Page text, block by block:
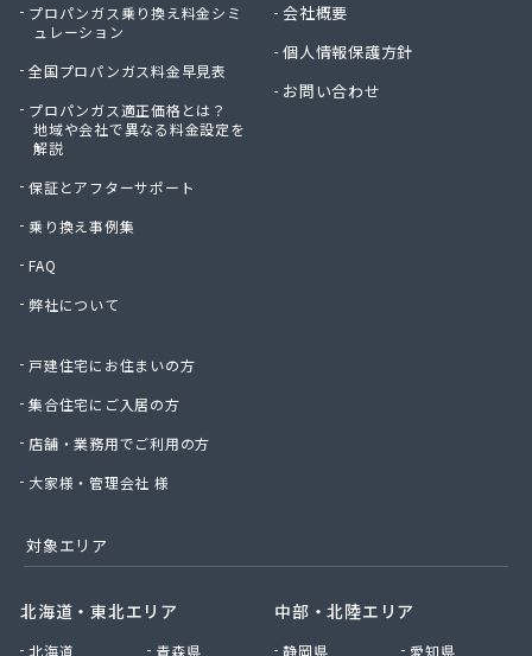
プロパンガス乗り換え料金シミ
ュレーション
全国プロパンガス料金早見表
プロパンガス適正価格とは？
地域や会社で異なる料金設定を
解説
保証とアフターサポート
乗り換え事例集
FAQ
弊社について
戸建住宅にお住まいの方
集合住宅にご入居の方
店舗・業務用でご利用の方
大家様・管理会社 様
会社概要
個人情報保護方針
お問い合わせ
対象エリア
北海道・東北エリア
北海道
青森県
中部・北陸エリア
静岡県
愛知県